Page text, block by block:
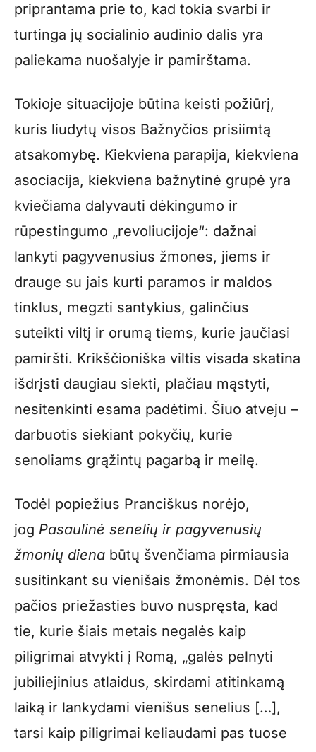
priprantama prie to, kad tokia svarbi ir
turtinga jų socialinio audinio dalis yra
paliekama nuošalyje ir pamirštama.
Tokioje situacijoje būtina keisti požiūrį,
kuris liudytų visos Bažnyčios prisiimtą
atsakomybę. Kiekviena parapija, kiekviena
asociacija, kiekviena bažnytinė grupė yra
kviečiama dalyvauti dėkingumo ir
rūpestingumo „revoliucijoje“: dažnai
lankyti pagyvenusius žmones, jiems ir
drauge su jais kurti paramos ir maldos
tinklus, megzti santykius, galinčius
suteikti viltį ir orumą tiems, kurie jaučiasi
pamiršti. Krikščioniška viltis visada skatina
išdrįsti daugiau siekti, plačiau mąstyti,
nesitenkinti esama padėtimi. Šiuo atveju –
darbuotis siekiant pokyčių, kurie
senoliams grąžintų pagarbą ir meilę.
Todėl popiežius Pranciškus norėjo,
jog Pasaulinė senelių ir pagyvenusių
žmonių diena būtų švenčiama pirmiausia
susitinkant su vienišais žmonėmis. Dėl tos
pačios priežasties buvo nuspręsta, kad
tie, kurie šiais metais negalės kaip
piligrimai atvykti į Romą, „galės pelnyti
jubiliejinius atlaidus, skirdami atitinkamą
laiką ir lankydami vienišus senelius […],
tarsi kaip piligrimai keliaudami pas tuose